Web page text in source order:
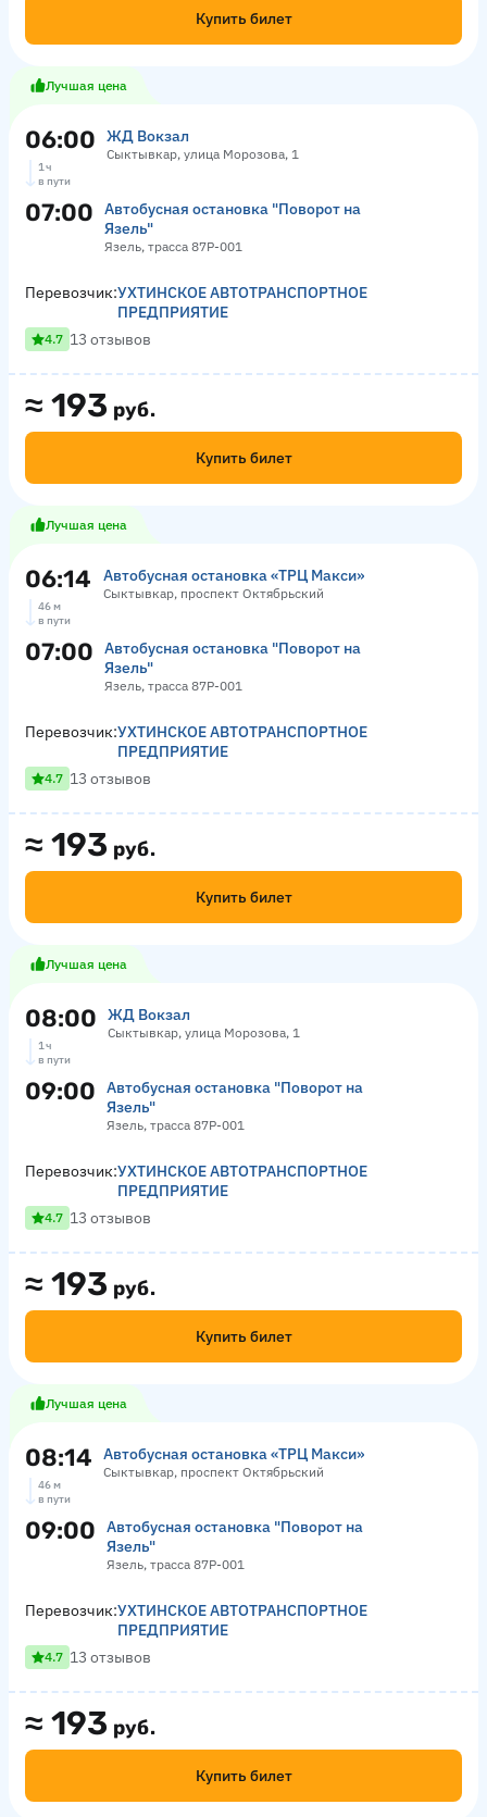
Купить билет
Лучшая цена
06:00 ЖД Вокзал
Сыктывкар, улица Морозова, 1
1 ч
в пути
07:00
Автобусная остановка "Поворот на
Язель"
Язель, трасса 87Р-001
≈ 193 руб.
Купить билет
Перевозчик:УХТИНСКОЕ АВТОТРАНСПОРТНОЕ
ПРЕДПРИЯТИЕ
4.7 13 отзывов
Лучшая цена
06:14 Автобусная остановка «ТРЦ Макси»
Сыктывкар, проспект Октябрьский
46 м
в пути
07:00
Автобусная остановка "Поворот на
Язель"
Язель, трасса 87Р-001
≈ 193 руб.
Купить билет
Перевозчик:УХТИНСКОЕ АВТОТРАНСПОРТНОЕ
ПРЕДПРИЯТИЕ
4.7 13 отзывов
Лучшая цена
08:00 ЖД Вокзал
Сыктывкар, улица Морозова, 1
1 ч
в пути
09:00
Автобусная остановка "Поворот на
Язель"
Язель, трасса 87Р-001
≈ 193 руб.
Купить билет
Перевозчик:УХТИНСКОЕ АВТОТРАНСПОРТНОЕ
ПРЕДПРИЯТИЕ
4.7 13 отзывов
Лучшая цена
08:14 Автобусная остановка «ТРЦ Макси»
Сыктывкар, проспект Октябрьский
46 м
в пути
09:00
Автобусная остановка "Поворот на
Язель"
Язель, трасса 87Р-001
≈ 193 руб.
Купить билет
Перевозчик:УХТИНСКОЕ АВТОТРАНСПОРТНОЕ
ПРЕДПРИЯТИЕ
4.7 13 отзывов